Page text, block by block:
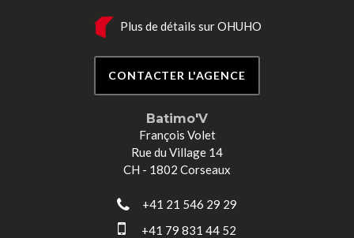
Plus de détails sur OHUHO
CONTACTER L'AGENCE
Batimo'V
François Volet
Rue du Village 14
CH - 1802 Corseaux
+41 21 546 29 29
+41 79 831 44 52